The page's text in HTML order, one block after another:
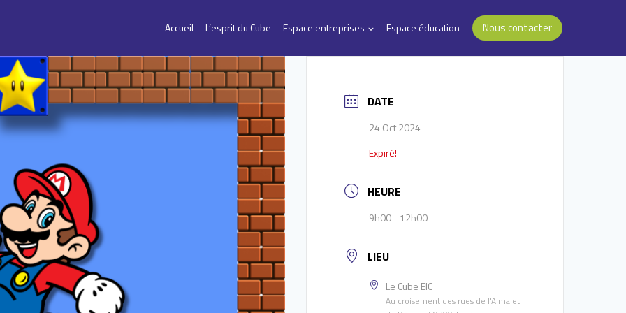
Accueil L’esprit du Cube Espace entreprises Espace éducation Nous contacter
DATE
24 Oct 2024
Expiré!
HEURE
9h00 - 12h00
LIEU
Le Cube EIC
Au croisement des rues de l'Alma et